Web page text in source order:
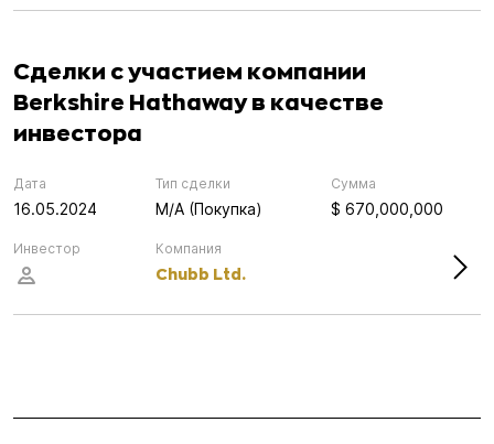
Сделки с участием компании
Berkshire Hathaway в качестве
инвестора
Дата
16.05.2024
Компания
Chubb Ltd.
Инвестор
Тип сделки
M/A (Покупка)
Сумма
$ 670,000,000